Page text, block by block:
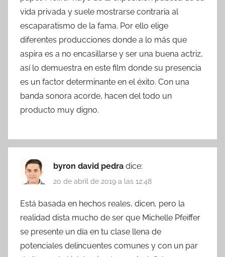
vida privada y suele mostrarse contraria al
escaparatismo de la fama. Por ello elige
diferentes producciones donde a lo más que
aspira es a no encasillarse y ser una buena actriz,
así lo demuestra en este film donde su presencia
es un factor determinante en el éxito. Con una
banda sonora acorde, hacen del todo un
producto muy digno.
byron david pedra dice:
20 de abril de 2019 a las 12:48
Está basada en hechos reales, dicen, pero la
realidad dista mucho de ser que Michelle Pfeiffer
se presente un día en tu clase llena de
potenciales delincuentes comunes y con un par